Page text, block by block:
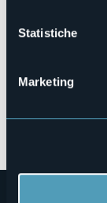
Statistiche
Marketing
http://
Codice CIR